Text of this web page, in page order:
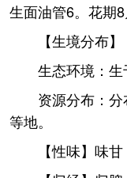
生面油管6。花期8
【生境分布】
生态环境：生
资源分布：
等地。
【性味】味